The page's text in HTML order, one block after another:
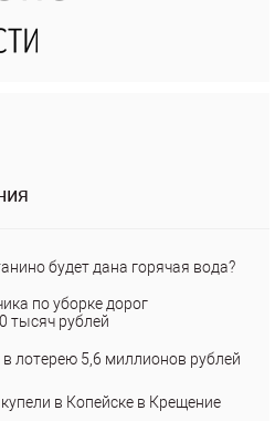
будет дана горячая вода?
по уборке дорог
тысяч рублей
лотерею 5,6 миллионов рублей
в Копейске в Крещение